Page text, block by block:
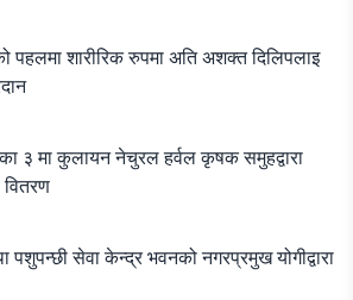
पहलमा शारीरिक रुपमा अति अशक्त दिलिपलाइ
३ मा कुलायन नेचुरल हर्वल कृषक समुहद्वारा
पशुपन्छी सेवा केन्द्र भवनको नगरप्रमुख योगीद्वारा